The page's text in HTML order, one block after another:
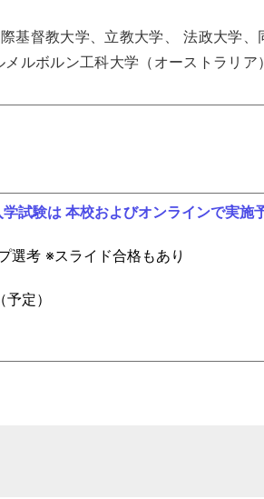
基督教大学、立教大学、 法政大学
ルボルン工科大学（オーストラリア
試験は 本校およびオンラインで実施
選考 ※スライド合格もあり
定）